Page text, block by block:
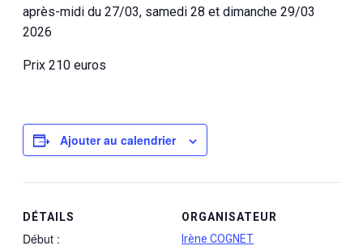
après-midi du 27/03, samedi 28 et dimanche 29/03
2026
Prix 210 euros
Ajouter au calendrier
DÉTAILS
Début :
ORGANISATEUR
Irène COGNET